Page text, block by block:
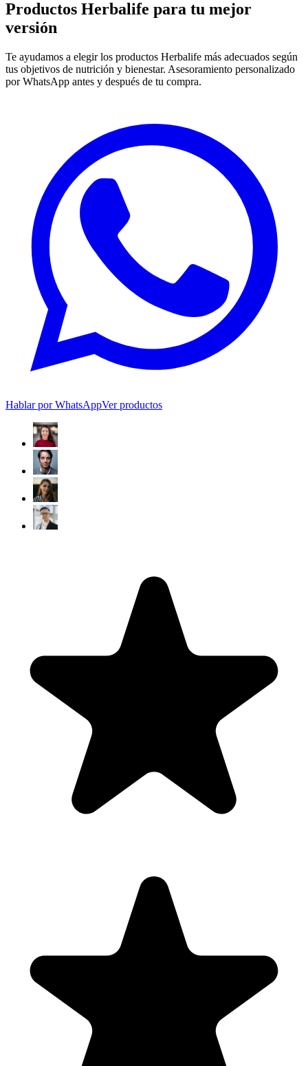
Productos Herbalife para tu mejor
versión
Te ayudamos a elegir los productos Herbalife más adecuados según
tus objetivos de nutrición y bienestar. Asesoramiento personalizado
por WhatsApp antes y después de tu compra.
Hablar por WhatsAppVer productos